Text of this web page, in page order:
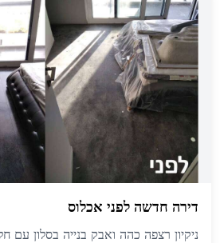
דירה חדשה לפני אכלוס
ניקיון רצפה כהה ואבק בנייה בסלון עם